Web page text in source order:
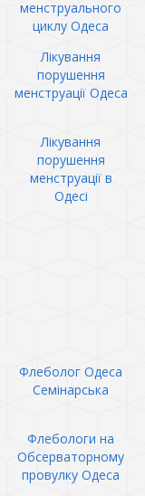
менструального
циклу Одеса
Лікування
порушення
менструації Одеса
Лікування
порушення
менструації в
Одесі
Флеболог Одеса
Семінарська
Флебологи на
Обсерваторному
провулку Одеса